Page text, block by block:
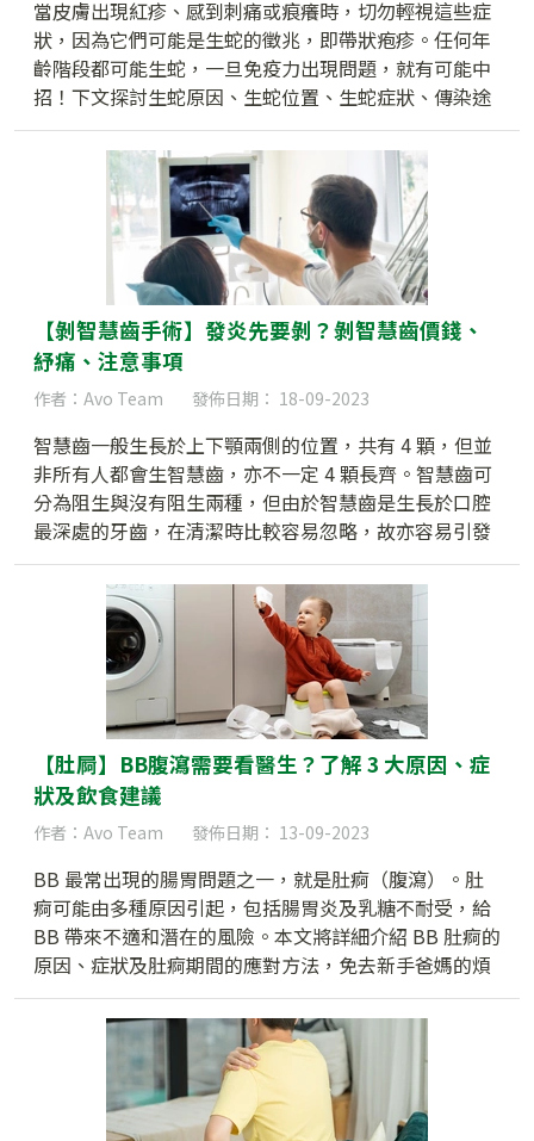
當皮膚出現紅疹、感到刺痛或痕癢時，切勿輕視這些症
狀，因為它們可能是生蛇的徵兆，即帶狀疱疹。任何年
齡階段都可能生蛇，一旦免疫力出現問題，就有可能中
招！下文探討生蛇原因、生蛇位置、生蛇症狀、傳染途
徑和蛇針等注意事項，讓你可及早提防。
【剝智慧齒手術】發炎先要剝？剝智慧齒價錢、
紓痛、注意事項
作者：Avo Team 發佈日期： 18-09-2023
智慧齒一般生長於上下顎兩側的位置，共有 4 顆，但並
非所有人都會生智慧齒，亦不一定 4 顆長齊。智慧齒可
分為阻生與沒有阻生兩種，但由於智慧齒是生長於口腔
最深處的牙齒，在清潔時比較容易忽略，故亦容易引發
牙齒問題。因此，人們會考慮把智慧齒剝掉，但是不是
要待發炎才有需要呢？本文將會探討剝智慧齒的種種問
題，包括手術流程、價錢以及護理。
【肚屙】BB腹瀉需要看醫生？了解 3 大原因、症
狀及飲食建議
作者：Avo Team 發佈日期： 13-09-2023
BB 最常出現的腸胃問題之一，就是肚痾（腹瀉）。肚
痾可能由多種原因引起，包括腸胃炎及乳糖不耐受，給
BB 帶來不適和潛在的風險。本文將詳細介紹 BB 肚痾的
原因、症狀及肚痾期間的應對方法，免去新手爸媽的煩
惱！